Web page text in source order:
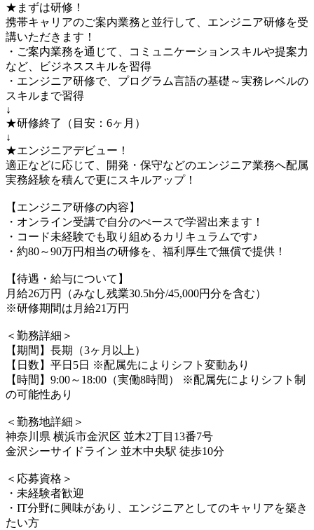
★まずは研修！
携帯キャリアのご案内業務と並行して、エンジニア研修を受
講いただきます！
・ご案内業務を通じて、コミュニケーションスキルや提案力
など、ビジネススキルを習得
・エンジニア研修で、プログラム言語の基礎～実務レベルの
スキルまで習得
↓
★研修終了（目安：6ヶ月）
↓
★エンジニアデビュー！
適正などに応じて、開発・保守などのエンジニア業務へ配属
実務経験を積んで更にスキルアップ！
【エンジニア研修の内容】
・オンライン受講で自分のぺースで学習出来ます！
・コード未経験でも取り組めるカリキュラムです♪
・約80～90万円相当の研修を、福利厚生で無償で提供！
【待遇・給与について】
月給26万円（みなし残業30.5h分/45,000円分を含む）
※研修期間は月給21万円
＜勤務詳細＞
【期間】長期（3ヶ月以上）
【日数】平日5日 ※配属先によりシフト変動あり
【時間】9:00～18:00（実働8時間） ※配属先によりシフト制
の可能性あり
＜勤務地詳細＞
神奈川県 横浜市金沢区 並木2丁目13番7号
金沢シーサイドライン 並木中央駅 徒歩10分
＜応募資格＞
・未経験者歓迎
・IT分野に興味があり、エンジニアとしてのキャリアを築き
たい方